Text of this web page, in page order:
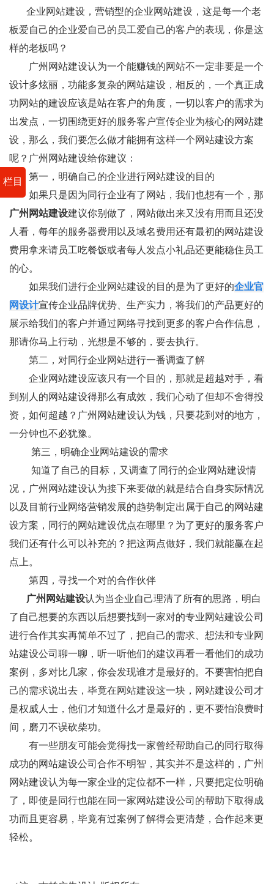
栏目
企业网站建设，营销型的企业网站建设，这是每一个老
板爱自己的企业爱自己的员工爱自己的客户的表现，你是这
样的老板吗？
广州网站建设认为一个能赚钱的网站不一定非要是一个
设计多炫丽，功能多复杂的网站建设，相反的，一个真正成
功网站的建设应该是站在客户的角度，一切以客户的需求为
出发点，一切围绕更好的服务客户宣传企业为核心的网站建
设，那么，我们要怎么做才能拥有这样一个网站建设方案
呢？广州网站建设给你建议：
第一，明确自己的企业进行网站建设的目的
如果只是因为同行企业有了网站，我们也想有一个，那
广州网站建设建议你别做了，网站做出来又没有用而且还没
人看，每年的服务器费用以及域名费用还有最初的网站建设
费用拿来请员工吃餐饭或者每人发点小礼品还更能稳住员工
的心。
如果我们进行企业网站建设的目的是为了更好的企业官
网设计宣传企业品牌优势、生产实力，将我们的产品更好的
展示给我们的客户并通过网络寻找到更多的客户合作信息，
那请你马上行动，光想是不够的，要去执行。
第二，对同行企业网站进行一番调查了解
企业网站建设应该只有一个目的，那就是超越对手，看
到别人的网站建设得那么有成效，我们心动了但却不舍得投
资，如何超越？广州网站建设认为钱，只要花到对的地方，
一分钟也不必犹豫。
第三，明确企业网站建设的需求
知道了自己的目标，又调查了同行的企业网站建设情
况，广州网站建设认为接下来要做的就是结合自身实际情况
以及目前行业网络营销发展的趋势制定出属于自己的网站建
设方案，同行的网站建设优点在哪里？为了更好的服务客户
我们还有什么可以补充的？把这两点做好，我们就能赢在起
点上。
第四，寻找一个对的合作伙伴
广州网站建设认为当企业自己理清了所有的思路，明白
了自己想要的东西以后想要找到一家对的专业网站建设公司
进行合作其实再简单不过了，把自己的需求、想法和专业网
站建设公司聊一聊，听一听他们的建议再看一看他们的成功
案例，多对比几家，你会发现谁才是最好的。不要害怕把自
己的需求说出去，毕竟在网站建设这一块，网站建设公司才
是权威人士，他们才知道什么才是最好的，更不要怕浪费时
间，磨刀不误砍柴功。
有一些朋友可能会觉得找一家曾经帮助自己的同行取得
成功的网站建设公司合作不明智，其实并不是这样的，广州
网站建设认为每一家企业的定位都不一样，只要把定位明确
了，即使是同行也能在同一家网站建设公司的帮助下取得成
功而且更容易，毕竟有过案例了解得会更清楚，合作起来更
轻松。